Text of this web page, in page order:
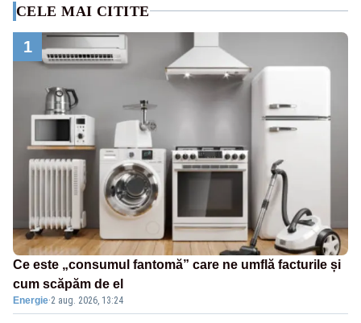
CELE MAI CITITE
1
Ce este „consumul fantomă” care ne umflă facturile și
cum scăpăm de el
Energie·2 aug. 2026, 13:24